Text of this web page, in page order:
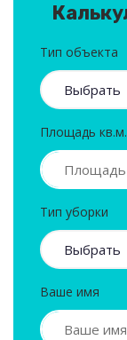
Тип объекта
Площадь кв.м.
Тип уборки
Ваше имя